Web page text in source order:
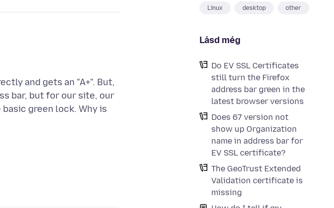
Linux desktop other
Lásd még
Do EV SSL Certificates
still turn the Firefox
address bar green in the
latest browser versions
Does 67 version not
show up Organization
name in address bar for
EV SSL certificate?
The GeoTrust Extended
Validation certificate is
missing
and gets an "A+". But,
bar, but for our site, our
green lock. Why is